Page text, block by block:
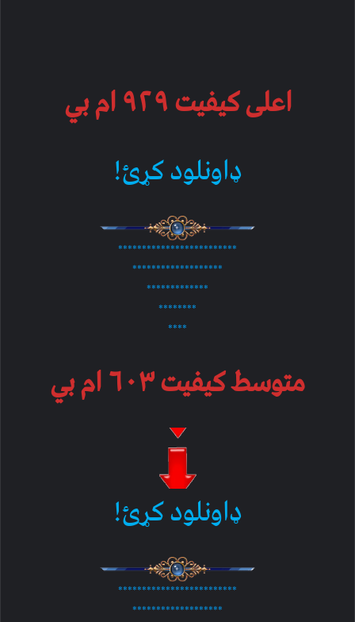
اعلی کیفیت ۹۲۹ ام بي
ډاونلود کړئ!
*************************
*******************
*************
********
****
متوسط کیفیت ۶۰۳ ام بي
ډاونلود کړئ!
*************************
*******************